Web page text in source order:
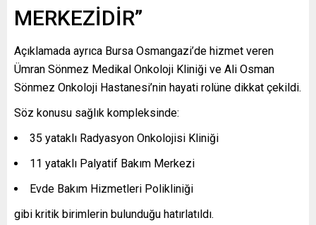
MERKEZİDİR”
Açıklamada ayrıca Bursa Osmangazi’de hizmet veren
Ümran Sönmez Medikal Onkoloji Kliniği ve Ali Osman
Sönmez Onkoloji Hastanesi’nin hayati rolüne dikkat çekildi.
Söz konusu sağlık kompleksinde:
35 yataklı Radyasyon Onkolojisi Kliniği
11 yataklı Palyatif Bakım Merkezi
Evde Bakım Hizmetleri Polikliniği
gibi kritik birimlerin bulunduğu hatırlatıldı.